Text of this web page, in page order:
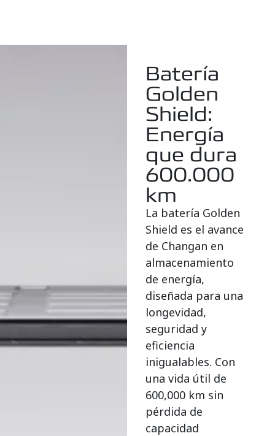
Batería
Golden
Shield:
Energía
que dura
600.000
km
La batería Golden
Shield es el avance
de Changan en
almacenamiento
de energía,
diseñada para una
longevidad,
seguridad y
eficiencia
inigualables. Con
una vida útil de
600,000 km sin
pérdida de
capacidad